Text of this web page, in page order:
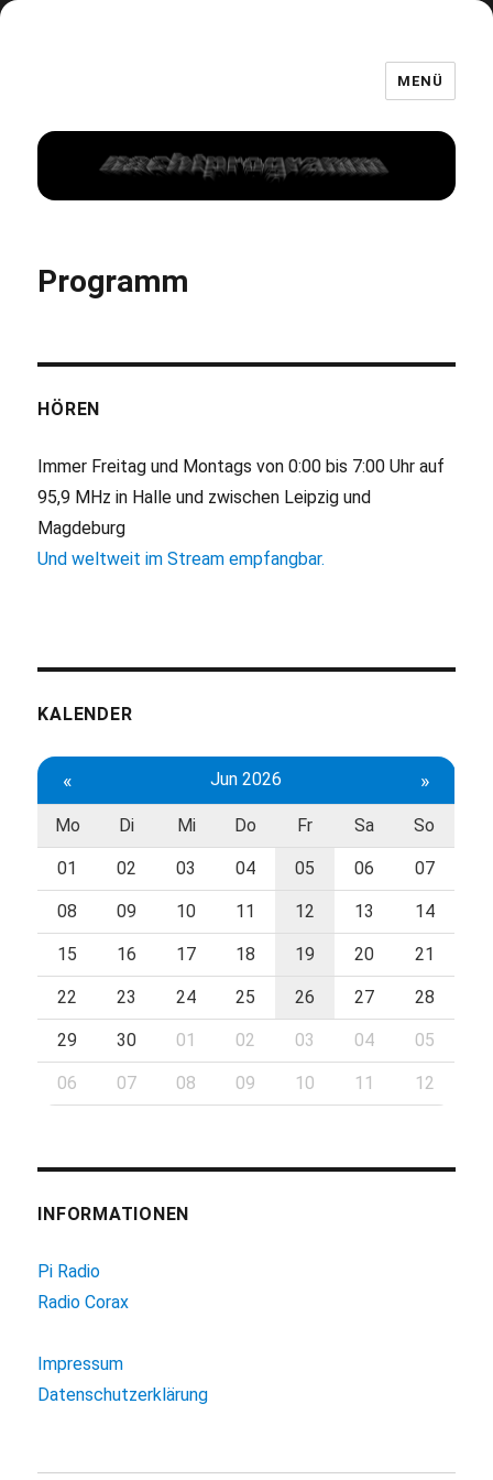
MENÜ
Programm
HÖREN
Immer Freitag und Montags von 0:00 bis 7:00 Uhr auf
95,9 MHz in Halle und zwischen Leipzig und
Magdeburg
Und weltweit im Stream empfangbar.
KALENDER
« Jun 2026 »
Mo Di Mi Do Fr Sa So
01 02 03 04 05 06 07
08 09 10 11 12 13 14
15 16 17 18 19 20 21
22 23 24 25 26 27 28
29 30 01 02 03 04 05
06 07 08 09 10 11 12
INFORMATIONEN
Pi Radio
Radio Corax
Impressum
Datenschutzerklärung